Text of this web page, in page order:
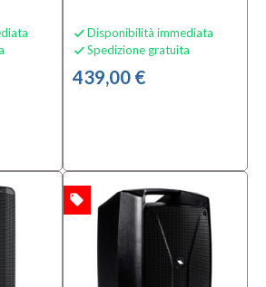
 Disponibilità immediata
 Spedizione gratuita
439,00 €
OFFERTA local_offer